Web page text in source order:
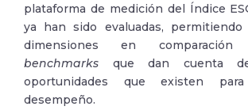
plataforma de medición del Índice
ya han sido evaluadas, permitiendo
dimensiones en
benchmarks que dan cuenta
oportunidades que existen
desempeño.